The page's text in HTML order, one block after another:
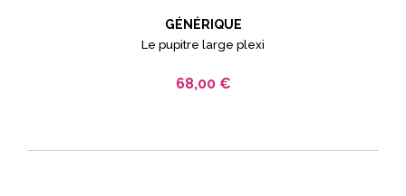
GÉNÉRIQUE
Le pupitre large plexi
68,00 €